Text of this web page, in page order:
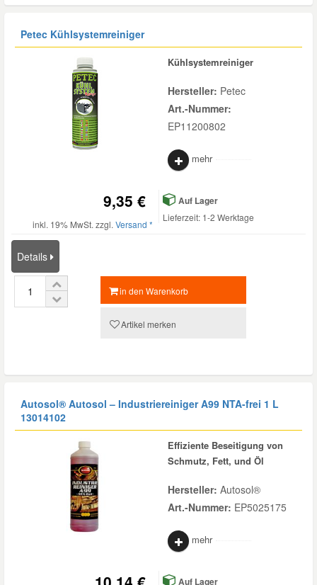
Petec Kühlsystemreiniger
Kühlsystemreiniger
Hersteller: Petec
Art.-Nummer:
EP11200802
mehr
9,35 €
inkl. 19% MwSt. zzgl. Versand *
Auf Lager
Lieferzeit: 1-2 Werktage
Details
in den Warenkorb
Artikel merken
Autosol® Autosol – Industriereiniger A99 NTA-frei 1 L
13014102
Effiziente Beseitigung von
Schmutz, Fett, und Öl
Hersteller: Autosol®
Art.-Nummer: EP5025175
mehr
Auf Lager